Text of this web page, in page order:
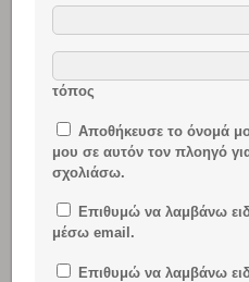
τόπος
Αποθήκευσε το όνομά
μου σε αυτόν τον πλοηγό
σχολιάσω.
Επιθυμώ να λαμβάνω
μέσω email.
Επιθυμώ να λαμβάνω